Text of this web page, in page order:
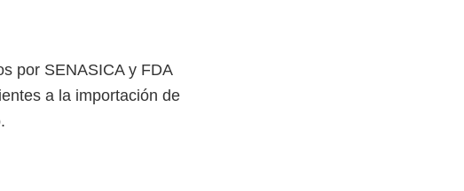
por SENASICA y FDA
a la importación de